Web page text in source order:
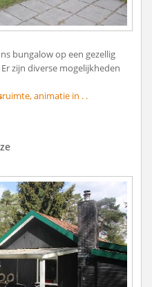
bungalow op een gezellig
zijn diverse mogelijkheden
ruimte, animatie in . .